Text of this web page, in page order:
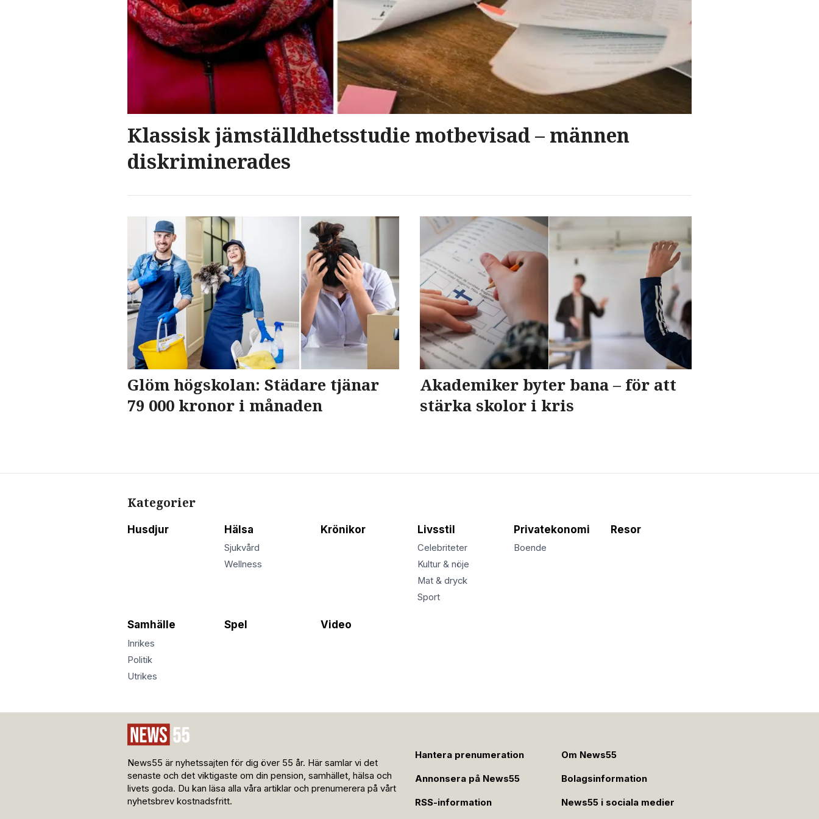
Klassisk jämställdhetsstudie motbevisad – männen
diskriminerades
Glöm högskolan: Städare tjänar
79 000 kronor i månaden
Akademiker byter bana – för att
stärka skolor i kris
Kategorier
Husdjur Hälsa
Sjukvård
Wellness
Krönikor Livsstil
Celebriteter
Kultur & nöje
Mat & dryck
Sport
Privatekonomi
Boende
Resor
Samhälle
Inrikes
Politik
Utrikes
Spel Video
News55 är nyhetssajten för dig över 55 år. Här samlar vi det
senaste och det viktigaste om din pension, samhället, hälsa och
livets goda. Du kan läsa alla våra artiklar och prenumerera på vårt
nyhetsbrev kostnadsfritt.
Hantera prenumeration Om News55
Annonsera på News55 Bolagsinformation
RSS-information News55 i sociala medier